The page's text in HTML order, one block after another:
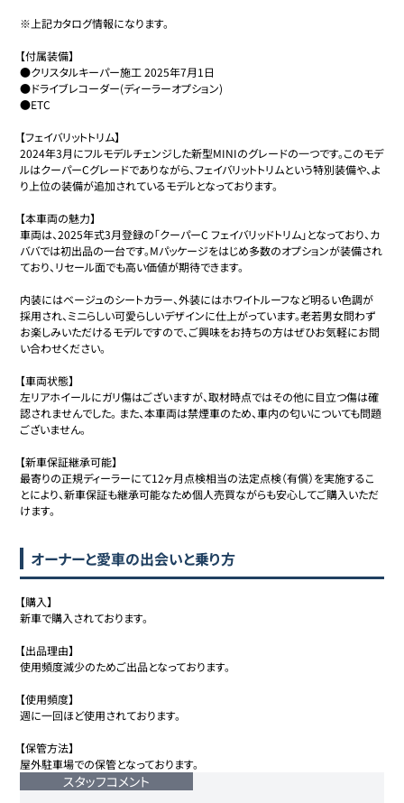
※上記カタログ情報になります。
【付属装備】
●クリスタルキーパー施工 2025年7月1日
●ドライブレコーダー(ディーラーオプション)
●ETC
【フェイバリットトリム】
2024年3月にフルモデルチェンジした新型MINIのグレードの一つです。このモデ
ルはクーパーCグレードでありながら、フェイバリットトリムという特別装備や、よ
り上位の装備が追加されているモデルとなっております。
【本車両の魅力】
車両は、2025年式3月登録の「クーパーC フェイバリッドトリム」となっており、カ
ババでは初出品の一台です。Mパッケージをはじめ多数のオプションが装備され
ており、リセール面でも高い価値が期待できます。
内装にはベージュのシートカラー、外装にはホワイトルーフなど明るい色調が
採用され、ミニらしい可愛らしいデザインに仕上がっています。老若男女問わず
お楽しみいただけるモデルですので、ご興味をお持ちの方はぜひお気軽にお問
い合わせください。
【車両状態】
左リアホイールにガリ傷はございますが、取材時点ではその他に目立つ傷は確
認されませんでした。 また、本車両は禁煙車のため、車内の匂いについても問題
ございません。
【新車保証継承可能】
最寄りの正規ディーラーにて12ヶ月点検相当の法定点検（有償）を実施するこ
とにより、新車保証も継承可能なため個人売買ながらも安心してご購入いただ
オーナーと愛車の出会いと乗り方
【購入】
新車で購入されております。
【出品理由】
使用頻度減少のためご出品となっております。
【使用頻度】
週に一回ほど使用されております。
【保管方法】
スタッフコメント